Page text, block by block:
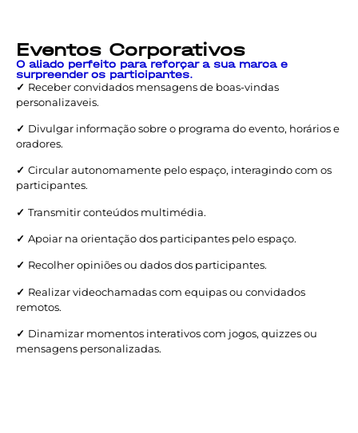
Eventos Corporativos
O aliado perfeito para reforçar a sua marca e
surpreender os participantes.
✓ Receber convidados mensagens de boas-vindas
personalizaveis.
✓ Divulgar informação sobre o programa do evento, horários e
oradores.
✓ Circular autonomamente pelo espaço, interagindo com os
participantes.
✓ Transmitir conteúdos multimédia.
✓ Apoiar na orientação dos participantes pelo espaço.
✓ Recolher opiniões ou dados dos participantes.
✓ Realizar videochamadas com equipas ou convidados
remotos.
✓ Dinamizar momentos interativos com jogos, quizzes ou
mensagens personalizadas.